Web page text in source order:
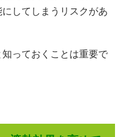
してしまうリスクがあ
っておくことは重要で